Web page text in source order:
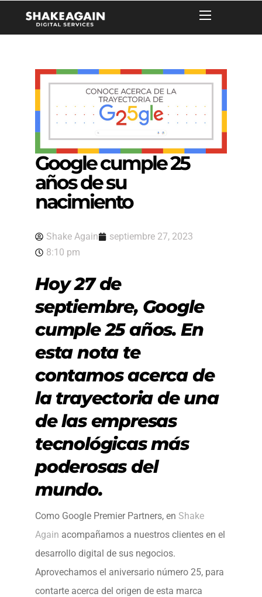
Google cumple 25
años de su
nacimiento
Shake Again
septiembre 27, 2023
8:10 pm
Hoy 27 de
septiembre, Google
cumple 25 años. En
esta nota te
contamos acerca de
la trayectoria de una
de las empresas
tecnológicas más
poderosas del
mundo.
Como Google Premier Partners, en Shake
Again acompañamos a nuestros clientes en el
desarrollo digital de sus negocios.
Aprovechamos el aniversario número 25, para
contarte acerca del origen de esta marca